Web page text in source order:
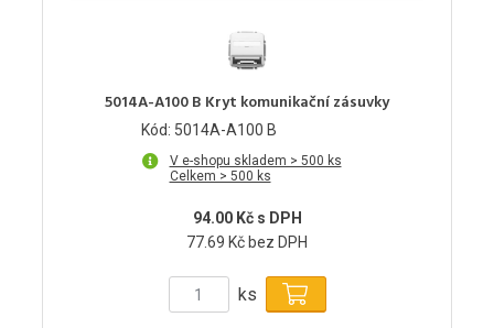
5014A-A100 B Kryt komunikační zásuvky
Kód: 5014A-A100 B
V e-shopu skladem > 500 ks
Celkem > 500 ks
94.00 Kč s DPH
77.69 Kč bez DPH
ks